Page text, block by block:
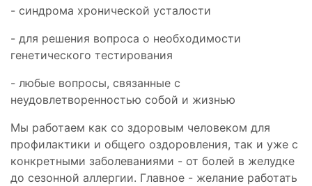
- синдрома хронической усталости
- для решения вопроса о необходимости
генетического тестирования
- любые вопросы, связанные с
неудовлетворенностью собой и жизнью
Мы работаем как со здоровым человеком для
профилактики и общего оздоровления, так и уже с
конкретными заболеваниями - от болей в желудке
до сезонной аллергии. Главное - желание работать